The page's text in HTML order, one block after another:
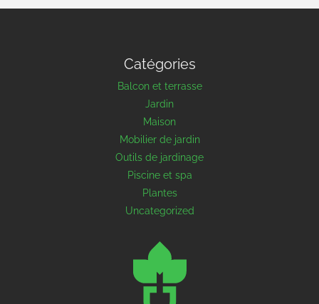
Catégories
Balcon et terrasse
Jardin
Maison
Mobilier de jardin
Outils de jardinage
Piscine et spa
Plantes
Uncategorized